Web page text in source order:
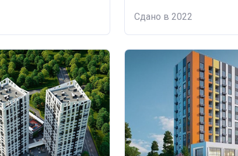
Сдано в 2022